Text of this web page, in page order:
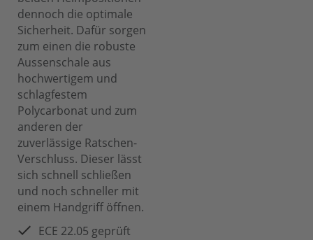
dennoch die optimale
Sicherheit. Dafür sorgen
zum einen die robuste
Aussenschale aus
hochwertigem und
schlagfestem
Polycarbonat und zum
anderen der
zuverlässige Ratschen-
Verschluss. Dieser lässt
sich schnell schließen
und noch schneller mit
einem Handgriff öffnen.
ECE 22.05 geprüft